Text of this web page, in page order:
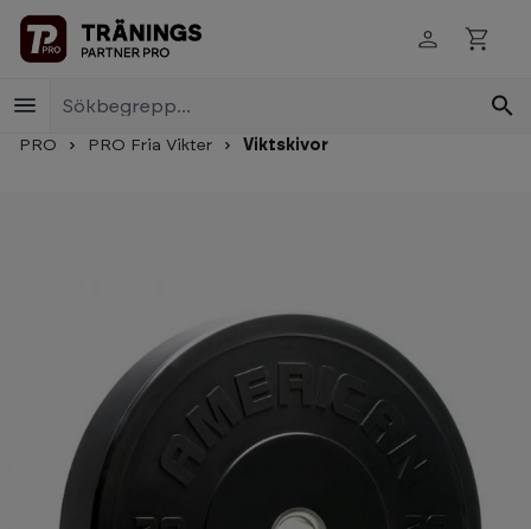
Skip to main content
PRO PRO Fria Vikter Viktskivor